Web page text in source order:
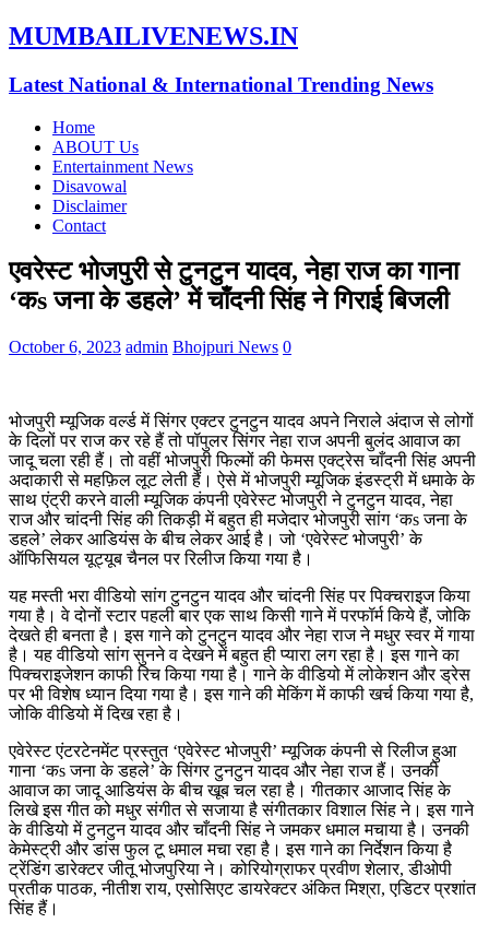
MUMBAILIVENEWS.IN
Latest National & International Trending News
Home
ABOUT Us
Entertainment News
Disavowal
Disclaimer
Contact
एवरेस्ट भोजपुरी से टुनटुन यादव, नेहा राज का गाना
‘कs जना के डहले’ में चाँदनी सिंह ने गिराई बिजली
October 6, 2023 admin Bhojpuri News 0
भोजपुरी म्यूजिक वर्ल्ड में सिंगर एक्टर टुनटुन यादव अपने निराले अंदाज से लोगों
के दिलों पर राज कर रहे हैं तो पॉपुलर सिंगर नेहा राज अपनी बुलंद आवाज का
जादू चला रही हैं। तो वहीं भोजपुरी फिल्मों की फेमस एक्ट्रेस चाँदनी सिंह अपनी
अदाकारी से महफ़िल लूट लेती हैं। ऐसे में भोजपुरी म्यूजिक इंडस्ट्री में धमाके के
साथ एंट्री करने वाली म्यूजिक कंपनी एवेरेस्ट भोजपुरी ने टुनटुन यादव, नेहा
राज और चांदनी सिंह की तिकड़ी में बहुत ही मजेदार भोजपुरी सांग ‘कs जना के
डहले’ लेकर आडियंस के बीच लेकर आई है। जो ‘एवेरेस्ट भोजपुरी’ के
ऑफिसियल यूट्यूब चैनल पर रिलीज किया गया है।
यह मस्ती भरा वीडियो सांग टुनटुन यादव और चांदनी सिंह पर पिक्चराइज किया
गया है। वे दोनों स्टार पहली बार एक साथ किसी गाने में परफॉर्म किये हैं, जोकि
देखते ही बनता है। इस गाने को टुनटुन यादव और नेहा राज ने मधुर स्वर में गाया
है। यह वीडियो सांग सुनने व देखने में बहुत ही प्यारा लग रहा है। इस गाने का
पिक्चराइजेशन काफी रिच किया गया है। गाने के वीडियो में लोकेशन और ड्रेस
पर भी विशेष ध्यान दिया गया है। इस गाने की मेकिंग में काफी खर्च किया गया है,
जोकि वीडियो में दिख रहा है।
एवेरेस्ट एंटरटेनमेंट प्रस्तुत ‘एवेरेस्ट भोजपुरी’ म्यूजिक कंपनी से रिलीज हुआ
गाना ‘कs जना के डहले’ के सिंगर टुनटुन यादव और नेहा राज हैं। उनकी
आवाज का जादू आडियंस के बीच खूब चल रहा है। गीतकार आजाद सिंह के
लिखे इस गीत को मधुर संगीत से सजाया है संगीतकार विशाल सिंह ने। इस गाने
के वीडियो में टुनटुन यादव और चाँदनी सिंह ने जमकर धमाल मचाया है। उनकी
केमेस्ट्री और डांस फुल टू धमाल मचा रहा है। इस गाने का निर्देशन किया है
ट्रेंडिंग डारेक्टर जीतू भोजपुरिया ने। कोरियोग्राफर प्रवीण शेलार, डीओपी
प्रतीक पाठक, नीतीश राय, एसोसिएट डायरेक्टर अंकित मिश्रा, एडिटर प्रशांत
सिंह हैं।